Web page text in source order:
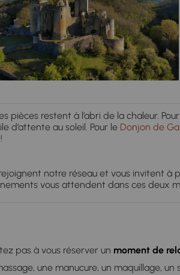
pièces restent à l’abri de la chaleur.
d’attente au soleil. Pour le Donjon de
notre réseau et vous invitent à
vous attendent dans ces deux
pas à vous réserver un moment de
une manucure, un maquillage,